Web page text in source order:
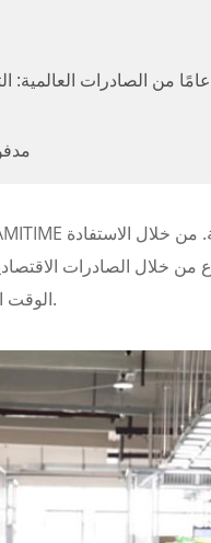
2. 22 عامًا من الصادرات
4.
خلال الصادرات
الوقت الضائع الصناعة إلى عصر التحول الذكي والمنخفض الكربون.